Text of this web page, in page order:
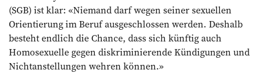
(SGB) ist klar: «Niemand darf wegen seiner sexuellen
Orientierung im Beruf ausgeschlossen werden. Deshalb
besteht endlich die Chance, dass sich künftig auch
Homosexuelle gegen diskriminierende Kündigungen und
Nichtanstellungen wehren können.»